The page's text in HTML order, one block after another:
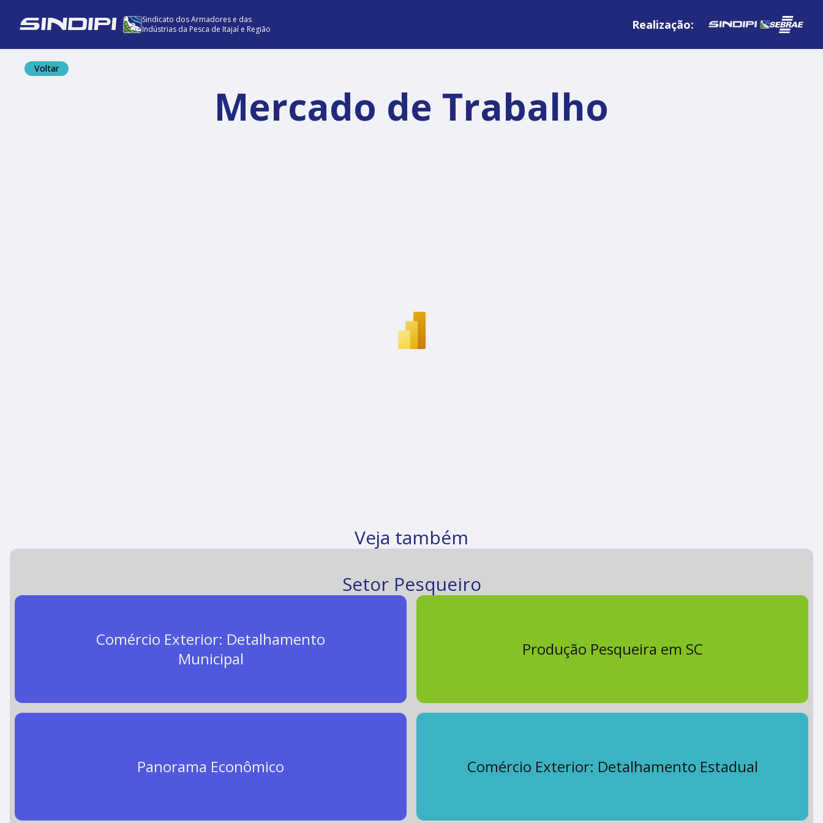
Sindicato dos Armadores e das
Indústrias da Pesca de Itajaí e Região
Realização:
Voltar
Mercado de Trabalho
Veja também
Setor Pesqueiro
Comércio Exterior: Detalhamento
Municipal
Produção Pesqueira em SC
Panorama Econômico Comércio Exterior: Detalhamento Estadual